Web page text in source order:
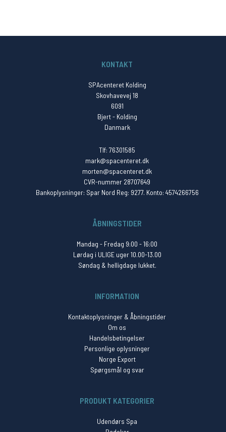
KONTAKT
SPAcenteret Kolding
Skovhavevej 18
6091
Bjert - Kolding
Danmark
Tlf: 76301585
mark@spacenteret.dk
morten@spacenteret.dk
CVR-nummer 28707649
Bankoplysninger: Spar Nord Reg: 9277. Konto: 4574266756
ÅBNINGSTIDER
Mandag - Fredag 9:00 - 16:00
Lørdag i ULIGE uger 10.00-13.00
Søndag & helligdage lukket.
INFORMATION
Kontaktoplysninger & Åbningstider
Om os
Handelsbetingelser
Personlige oplysninger
Norge Export
Spørgsmål og svar
PRODUKT KATEGORIER
Udendørs Spa